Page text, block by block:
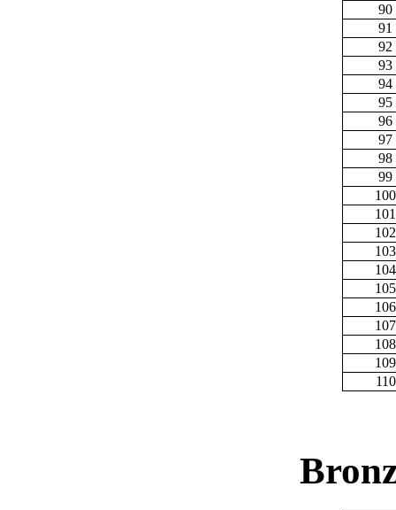
90
91
92
93
94
95
96
97
98
99
100
101
102
103
104
105
106
107
108
109
110